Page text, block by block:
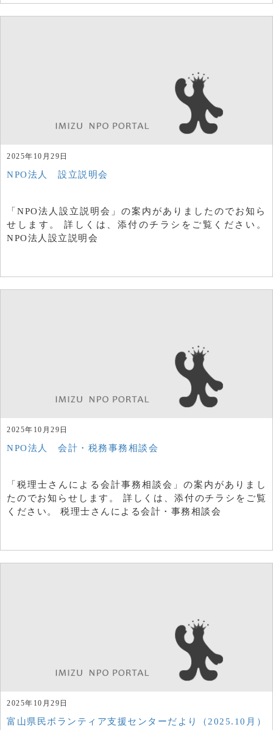
2025年10月29日
NPO法人 設立説明会
「NPO法人設立説明会」の案内がありましたのでお知ら
せします。 詳しくは、添付のチラシをご覧ください。
NPO法人設立説明会
2025年10月29日
NPO法人 会計・税務事務相談会
「税理士さんによる会計事務相談会」の案内がありまし
たのでお知らせします。 詳しくは、添付のチラシをご覧
ください。 税理士さんによる会計・事務相談会
2025年10月29日
富山県民ボランティア支援センターだより（2025.10月）